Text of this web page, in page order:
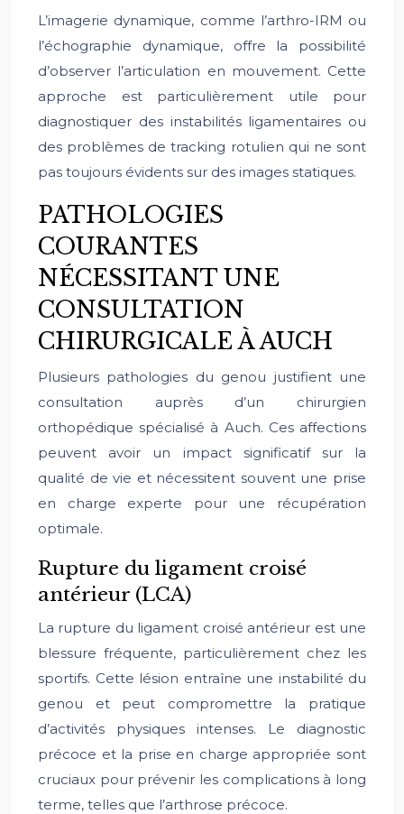
L’imagerie dynamique, comme l’arthro-IRM ou
l’échographie dynamique, offre la possibilité
d’observer l’articulation en mouvement. Cette
approche est particulièrement utile pour
diagnostiquer des instabilités ligamentaires ou
des problèmes de tracking rotulien qui ne sont
pas toujours évidents sur des images statiques.
PATHOLOGIES
COURANTES
NÉCESSITANT UNE
CONSULTATION
CHIRURGICALE À AUCH
Plusieurs pathologies du genou justifient une
consultation auprès d’un chirurgien
orthopédique spécialisé à Auch. Ces affections
peuvent avoir un impact significatif sur la
qualité de vie et nécessitent souvent une prise
en charge experte pour une récupération
optimale.
Rupture du ligament croisé
antérieur (LCA)
La rupture du ligament croisé antérieur est une
blessure fréquente, particulièrement chez les
sportifs. Cette lésion entraîne une instabilité du
genou et peut compromettre la pratique
d’activités physiques intenses. Le diagnostic
précoce et la prise en charge appropriée sont
cruciaux pour prévenir les complications à long
terme, telles que l’arthrose précoce.